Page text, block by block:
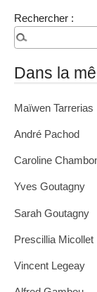
Rechercher :
Dans la
Maïwen Tarrerias
André Pachod
Caroline
Yves Goutagny
Sarah Goutagny
Prescillia Micollet
Vincent Legeay